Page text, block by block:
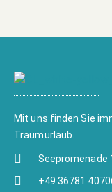
Mit uns finden Sie
Traumurlaub.
Seepromenade
+49 36781